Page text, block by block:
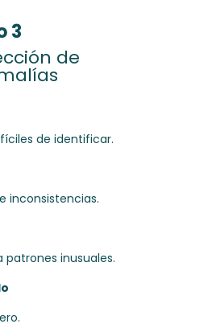
3
de
de identificar.
inconsistencias.
inusuales.